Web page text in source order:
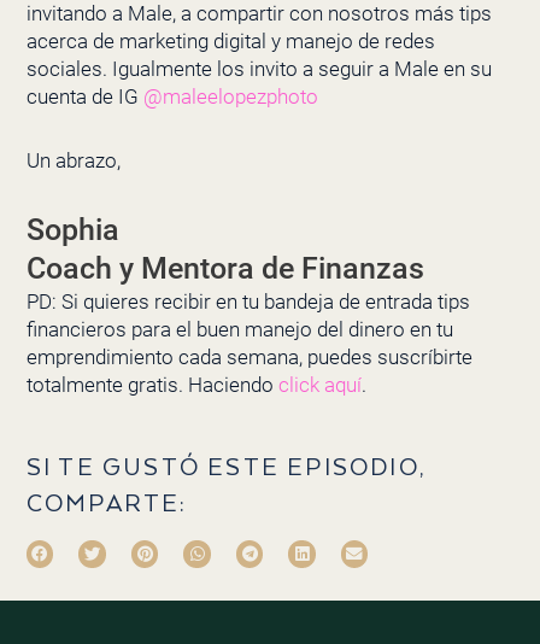
invitando a Male, a compartir con nosotros más tips
acerca de marketing digital y manejo de redes
sociales. Igualmente los invito a seguir a Male en su
cuenta de IG @maleelopezphoto
Un abrazo,
Sophia
Coach y Mentora de Finanzas
PD: Si quieres recibir en tu bandeja de entrada tips
financieros para el buen manejo del dinero en tu
emprendimiento cada semana, puedes suscríbirte
totalmente gratis. Haciendo click aquí.
SI TE GUSTÓ ESTE EPISODIO,
COMPARTE: